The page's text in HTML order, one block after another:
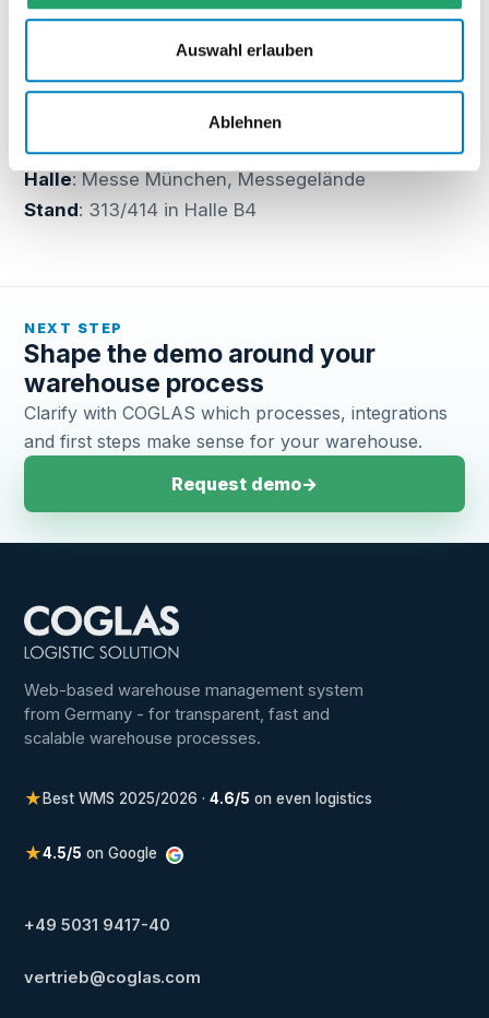
Auswahl erlauben
Ablehnen
Entwicklungen und Produkte der Logistikbranche
zu informieren, Kontakte zu knüpfen und sich auf
: 9. – 12. Mai 2023
Ort: Messe München
Halle: Messe München, Messegelände
Stand: 313/414 in Halle B4
NEXT STEP
Shape the demo around your
warehouse process
Clarify with COGLAS which processes, integrations
and first steps make sense for your warehouse.
Request demo→
Web-based warehouse management system
from Germany - for transparent, fast and
scalable warehouse processes.
★Best WMS 2025/2026 ·4.6/5 on even logistics
★4.5/5 on Google
+49 5031 9417-40
vertrieb@coglas.com